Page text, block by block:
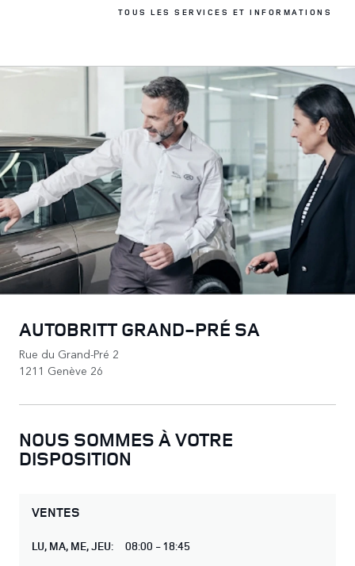
TOUS LES SERVICES ET INFORMATIONS
AUTOBRITT GRAND-PRÉ SA
Rue du Grand-Pré 2
1211 Genève 26
NOUS SOMMES À VOTRE
DISPOSITION
VENTES
LU, MA, ME,JEU: 08:00 - 18:45